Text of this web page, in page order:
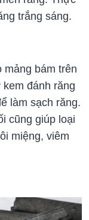
trắng sáng.
mảng bám trên
đánh răng
làm sạch răng.
cũng giúp loại
miệng, viêm